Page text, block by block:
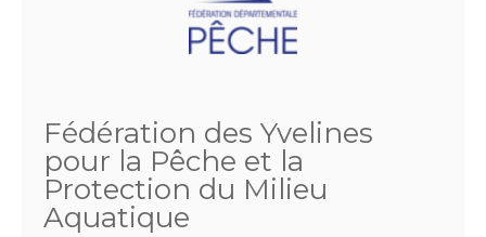
Fédération des Yvelines
pour la Pêche et la
Protection du Milieu
Aquatique